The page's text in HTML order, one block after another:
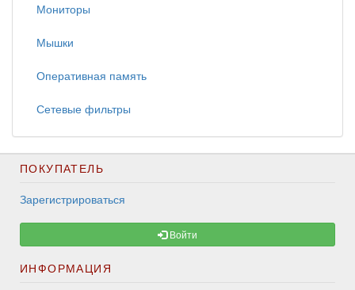
Мониторы
Мышки
Оперативная память
Сетевые фильтры
ПОКУПАТЕЛЬ
Зарегистрироваться
Войти
ИНФОРМАЦИЯ